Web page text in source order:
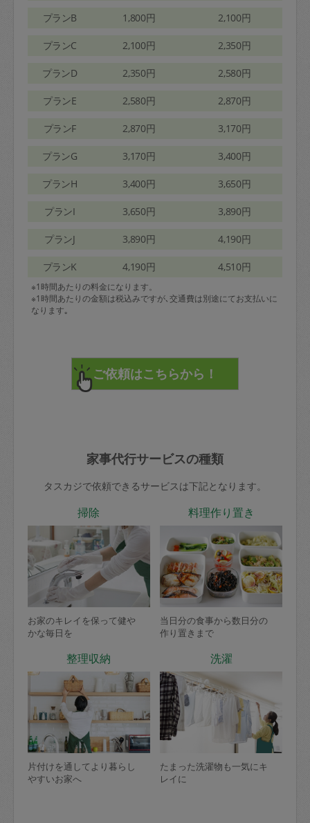
プランB 1,800円 2,100円
プランC 2,100円 2,350円
プランD 2,350円 2,580円
プランE 2,580円 2,870円
プランF 2,870円 3,170円
プランG 3,170円 3,400円
プランH 3,400円 3,650円
プランI 3,650円 3,890円
プランJ 3,890円 4,190円
プランK 4,190円 4,510円
※1時間あたりの料金になります。
※1時間あたりの金額は税込みですが､交通費は別途にてお支払いに
なります｡
家事代行サービスの種類
タスカジで依頼できるサービスは下記となります。
掃除
お家のキレイを保って健や
かな毎日を
料理作り置き
当日分の食事から数日分の
作り置きまで
整理収納
片付けを通してより暮らし
やすいお家へ
洗濯
たまった洗濯物も一気にキ
レイに